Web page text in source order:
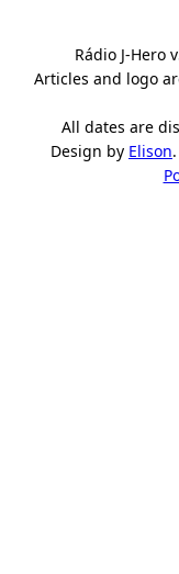
Rádio J-Hero
Articles and logo
All dates are
Design by Elison